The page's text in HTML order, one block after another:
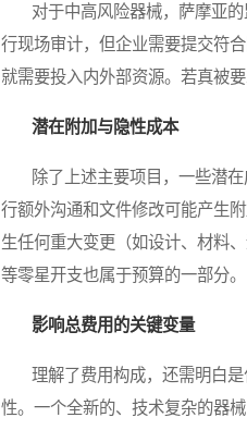
对于中高风险器械，萨摩亚的
行现场审计，但企业需要提交符
就需要投入内外部资源。若真被
潜在附加与隐性成本
除了上述主要项目，一些潜在
行额外沟通和文件修改可能产生
生任何重大变更（如设计、材料
等零星开支也属于预算的一部分。
影响总费用的关键变量
理解了费用构成，还需明白是
性。一个全新的、技术复杂的器